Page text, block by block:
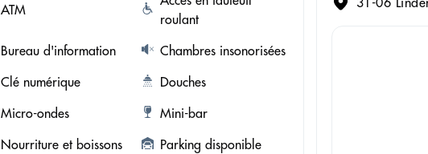
ATM
roulant
Bureau d'information
Chambres insonorisées
Clé numérique
Douches
Micro-ondes
Mini-bar
Nourriture et boissons
Parking disponible